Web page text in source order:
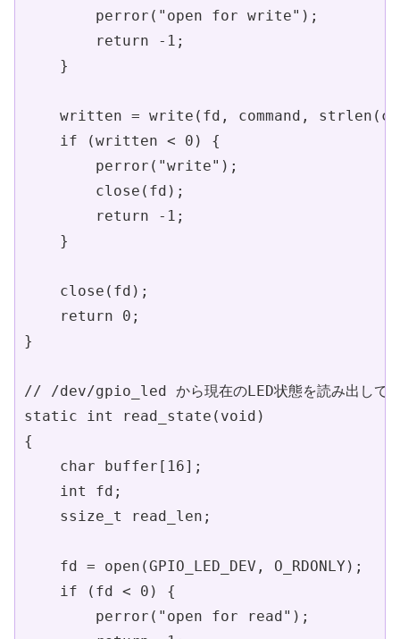
        perror("open for write");
        return -1;
    }
written = write(fd, command,
    if (written < 0) {
        perror("write");
        close(fd);
        return -1;
    }
    close(fd);
    return 0;
}
// /dev/gpio_led から現在のLED状態を読み出して表
static int read_state(void)
{
    char buffer[16];
    int fd;
    ssize_t read_len;
    fd = open(GPIO_LED_DEV, O_RDONLY);
    if (fd < 0) {
        perror("open for read");